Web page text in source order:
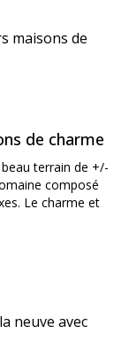
de charme
terrain de +/-
composé
Le charme et